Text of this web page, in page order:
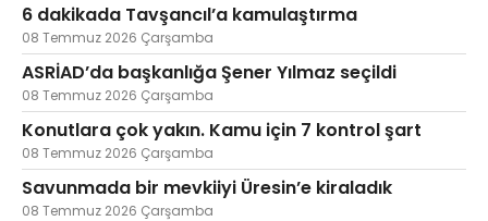
6 dakikada Tavşancıl’a kamulaştırma
08 Temmuz 2026 Çarşamba
ASRİAD’da başkanlığa Şener Yılmaz seçildi
08 Temmuz 2026 Çarşamba
Konutlara çok yakın. Kamu için 7 kontrol şart
08 Temmuz 2026 Çarşamba
Savunmada bir mevkiiyi Üresin’e kiraladık
08 Temmuz 2026 Çarşamba